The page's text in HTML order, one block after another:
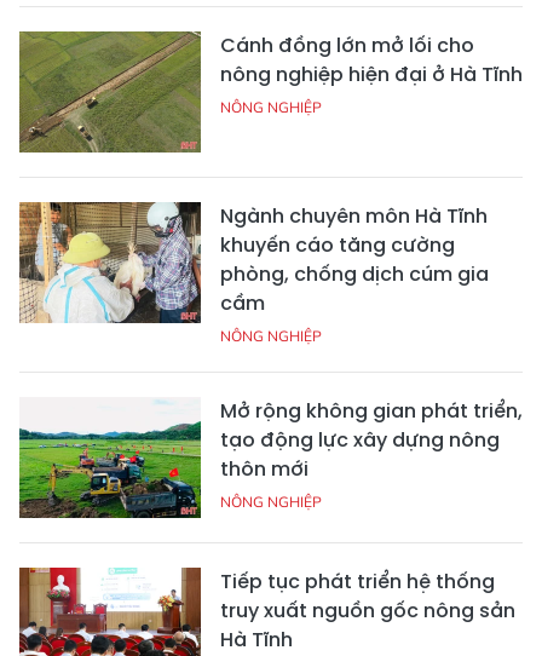
Cánh đồng lớn mở lối cho
nông nghiệp hiện đại ở Hà Tĩnh
NÔNG NGHIỆP
Ngành chuyên môn Hà Tĩnh
khuyến cáo tăng cường
phòng, chống dịch cúm gia
cầm
NÔNG NGHIỆP
Mở rộng không gian phát triển,
tạo động lực xây dựng nông
thôn mới
NÔNG NGHIỆP
Tiếp tục phát triển hệ thống
truy xuất nguồn gốc nông sản
Hà Tĩnh